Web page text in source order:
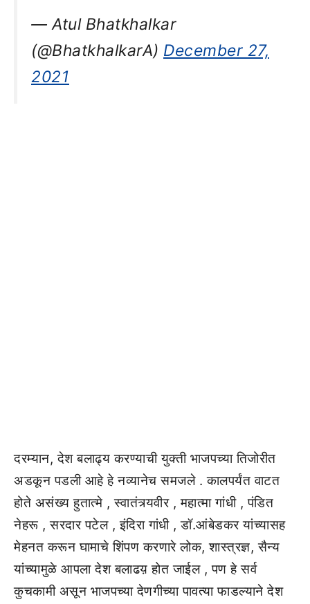
— Atul Bhatkhalkar
(@BhatkhalkarA) December 27,
2021
दरम्यान, देश बलाढ्य करण्याची युक्ती भाजपच्या तिजोरीत
अडकून पडली आहे हे नव्यानेच समजले . कालपर्यंत वाटत
होते असंख्य हुतात्मे , स्वातंत्र्यवीर , महात्मा गांधी , पंडित
नेहरू , सरदार पटेल , इंदिरा गांधी , डॉ.आंबेडकर यांच्यासह
मेहनत करून घामाचे शिंपण करणारे लोक, शास्त्रज्ञ, सैन्य
यांच्यामुळे आपला देश बलाढय़ होत जाईल , पण हे सर्व
कुचकामी असून भाजपच्या देणगीच्या पावत्या फाडल्याने देश